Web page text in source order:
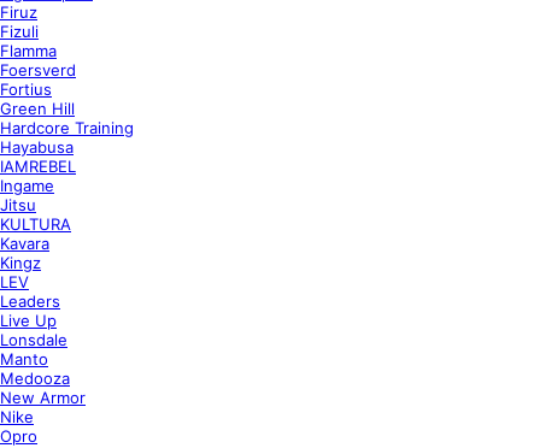
Firuz
Fizuli
Flamma
Foersverd
Fortius
Green Hill
Hardcore Training
Hayabusa
IAMREBEL
Ingame
Jitsu
KULTURA
Kavara
Kingz
LEV
Leaders
Live Up
Lonsdale
Manto
Medooza
New Armor
Nike
Opro